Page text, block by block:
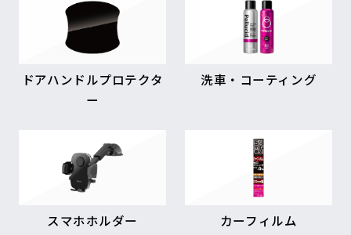
ドアハンドルプロテクタ
ー
洗車・コーティング
スマホホルダー カーフィルム